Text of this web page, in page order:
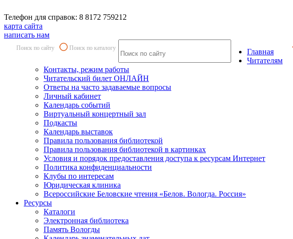
Телефон для справок: 8 8172 759212
карта сайта
написать нам
Поиск по сайту Поиск по каталогу
Главная
Читателям
Контакты, режим работы
Читательский билет ОНЛАЙН
Ответы на часто задаваемые вопросы
Личный кабинет
Календарь событий
Виртуальный концертный зал
Подкасты
Календарь выставок
Правила пользования библиотекой
Правила пользования библиотекой в картинках
Условия и порядок предоставления доступа к ресурсам Интернет
Политика конфиденциальности
Клубы по интересам
Юридическая клиника
Всероссийские Беловские чтения «Белов. Вологда. Россия»
Ресурсы
Каталоги
Электронная библиотека
Память Вологды